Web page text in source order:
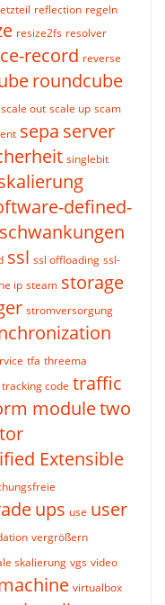
reflection regeln
resize2fs resolver
record reverse
roundcube
scale out scale up scam
sepa server
singlebit
defined-
ssl ssl offloading ssl-
ip steam storage
stromversorgung
tfa threema
tracking code traffic
moduletwo
Extensible
ups use user
vergrößern
skalierung vgs video
virtualbox